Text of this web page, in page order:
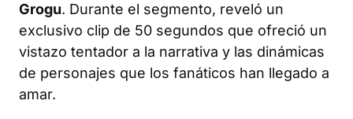
Grogu. Durante el segmento, reveló un
exclusivo clip de 50 segundos que ofreció un
vistazo tentador a la narrativa y las dinámicas
de personajes que los fanáticos han llegado a
amar.